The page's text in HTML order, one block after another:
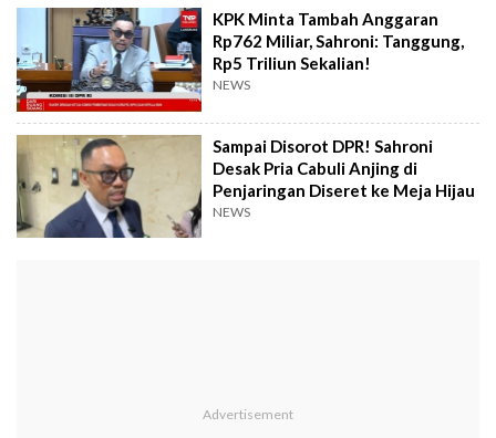
KPK Minta Tambah Anggaran
Rp762 Miliar, Sahroni: Tanggung,
Rp5 Triliun Sekalian!
NEWS
Sampai Disorot DPR! Sahroni
Desak Pria Cabuli Anjing di
Penjaringan Diseret ke Meja Hijau
NEWS